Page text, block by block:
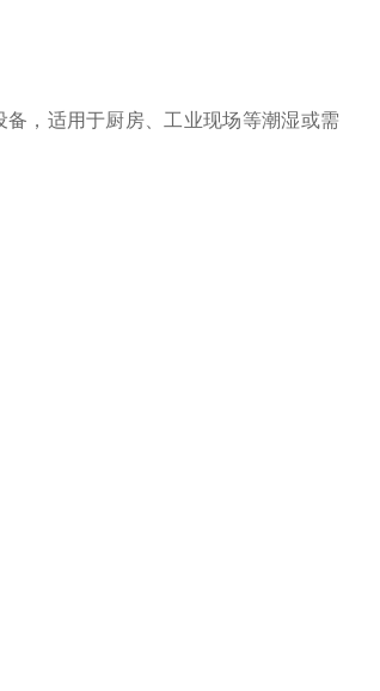
，适用于厨房、工业现场等潮湿或需